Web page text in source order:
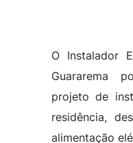
O Instalador
Guararema
projeto de
residência,
alimentação